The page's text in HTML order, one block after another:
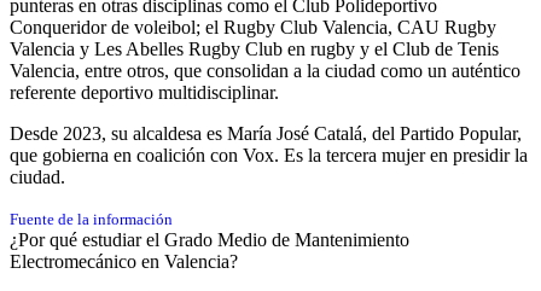
punteras en otras disciplinas como el Club Polideportivo
Conqueridor de voleibol; el Rugby Club Valencia, CAU Rugby
Valencia y Les Abelles Rugby Club en rugby y el Club de Tenis
Valencia, entre otros, que consolidan a la ciudad como un auténtico
referente deportivo multidisciplinar.
Desde 2023, su alcaldesa es María José Catalá, del Partido Popular,
que gobierna en coalición con Vox. Es la tercera mujer en presidir la
ciudad.
Fuente de la información
¿Por qué estudiar el Grado Medio de Mantenimiento
Electromecánico en Valencia?